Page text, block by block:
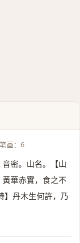
画：6
音密。山名。【山
華赤實，食之不
】丹木生何許，乃